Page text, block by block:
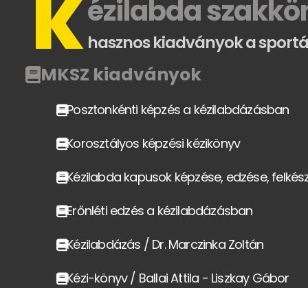
Kézilabda
hasznos kiadványok a
MKSZ kiadványok
Posztonkénti képzés a kézilabdázásban
Korosztályos képzési kézikönyv
Kézilabda kapusok képzése, edzése,
Erőnléti edzés a kézilabdázásban
Kézilabdázás / Dr. Marczinka Zoltán
Kézi-könyv / Ballai Attila - Liszkay Gábor